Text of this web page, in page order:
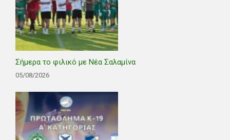
Σήμερα το φιλικό με Νέα Σαλαμίνα
05/08/2026